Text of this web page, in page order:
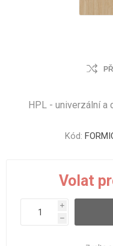
HPL - univerzální a
Kód:
Volat
i
h